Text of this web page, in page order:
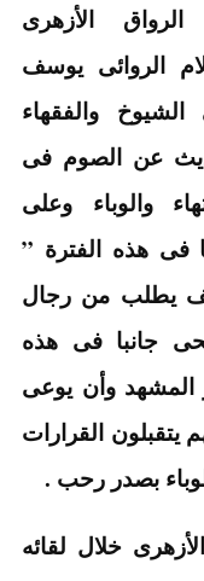
الأزهرى
الروائى يوسف
والفقهاء
عن الصوم فى
والوباء وعلى
فى هذه الفترة ”
يطلب من رجال
جانبا فى هذه
المشهد وأن يوعى
يتقبلون القرارات
بصدر رحب .
خلال لقائه